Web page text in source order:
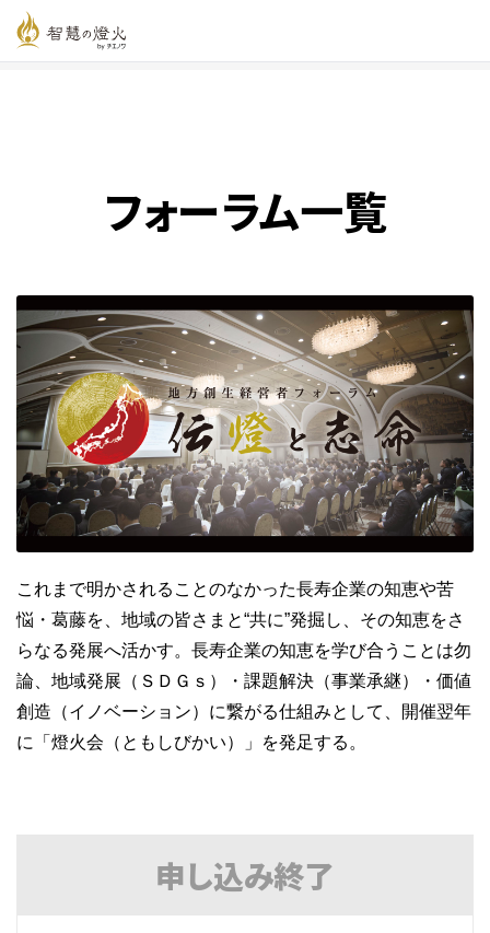
智慧の燈火オンライン
フォーラム一覧
これまで明かされることのなかった長寿企業の知恵や苦
悩・葛藤を、地域の皆さまと“共に”発掘し、その知恵をさ
らなる発展へ活かす。長寿企業の知恵を学び合うことは勿
論、地域発展（ＳＤＧｓ）・課題解決（事業承継）・価値
創造（イノベーション）に繋がる仕組みとして、開催翌年
に「燈火会（ともしびかい）」を発足する。
申し込み終了